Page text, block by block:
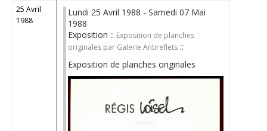
25 Avril
1988
Lundi 25 Avril 1988 - Samedi 07 Mai
1988
Exposition :: Exposition de planches
originales par Galerie Antireflets ::
Exposition de planches originales